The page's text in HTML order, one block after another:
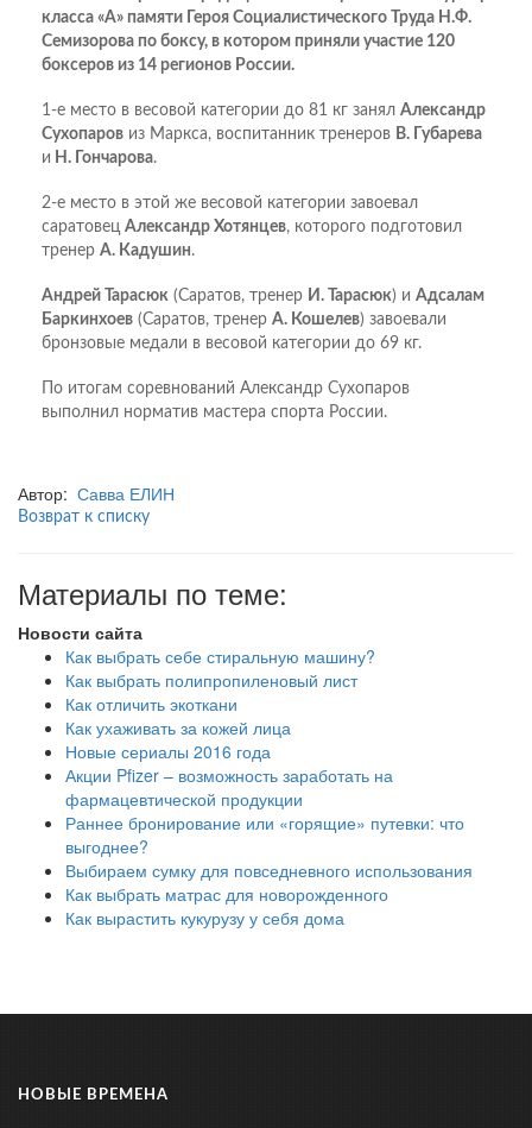
класса «А» памяти Героя Социалистического Труда Н.Ф.
Семизорова по боксу, в котором приняли участие 120
боксеров из 14 регионов России.
1-е место в весовой категории до 81 кг занял Александр
Сухопаров из Маркса, воспитанник тренеров В. Губарева
и Н. Гончарова.
2-е место в этой же весовой категории завоевал
саратовец Александр Хотянцев, которого подготовил
тренер А. Кадушин.
Андрей Тарасюк (Саратов, тренер И. Тарасюк) и Адсалам
Баркинхоев (Саратов, тренер А. Кошелев) завоевали
бронзовые медали в весовой категории до 69 кг.
По итогам соревнований Александр Сухопаров
выполнил норматив мастера спорта России.
Автор: Савва ЕЛИН
Возврат к списку
Материалы по теме:
Новости сайта
Как выбрать себе стиральную машину?
Как выбрать полипропиленовый лист
Как отличить экоткани
Как ухаживать за кожей лица
Новые сериалы 2016 года
Акции Pfizer – возможность заработать на
фармацевтической продукции
Раннее бронирование или «горящие» путевки: что
выгоднее?
Выбираем сумку для повседневного использования
Как выбрать матрас для новорожденного
Как вырастить кукурузу у себя дома
НОВЫЕ ВРЕМЕНА